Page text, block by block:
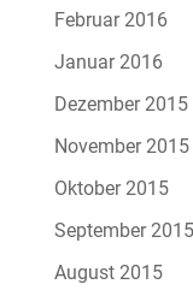
Februar 2016
Januar 2016
Dezember 2015
November 2015
Oktober 2015
September 2015
August 2015